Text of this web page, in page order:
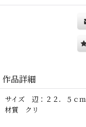
作品詳細
サイズ 辺：２２．５ｃ
材質 クリ